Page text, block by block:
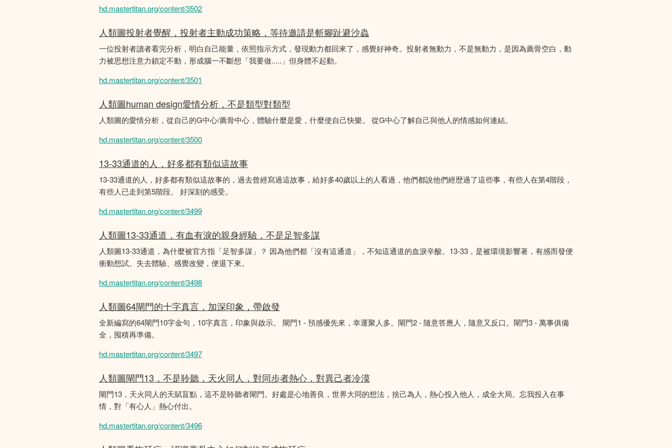
hd.mastertitan.org/content/3502
人類圖投射者覺醒，投射者主動成功策略，等待邀請是斬腳趾避沙蟲
一位投射者讀者看完分析，明白自己能量，依照指示方式，發現動力都回來了，感覺好神奇。投射者無動力，不是無動力，是因為薦骨空白，動
力被思想注意力鎖定不動，形成腦一不斷想「我要做.....」但身體不起動。
hd.mastertitan.org/content/3501
人類圖human design愛情分析，不是類型對類型
人類圖的愛情分析，從自己的G中心/薦骨中心，體驗什麼是愛，什麼使自己快樂。 從G中心了解自己與他人的情感如何連結。
hd.mastertitan.org/content/3500
13-33通道的人，好多都有類似這故事
13-33通道的人，好多都有類似這故事的，過去曾經寫過這故事，給好多40歲以上的人看過，他們都說他們經歴過了這些事，有些人在第4階段，
有些人已走到第5階段。 好深刻的感受。
hd.mastertitan.org/content/3499
人類圖13-33通道，有血有淚的親身經驗，不是足智多謀
人類圖13-33通道，為什麼被官方指「足智多謀」？ 因為他們都「沒有這通道」，不知這通道的血淚辛酸。13-33，是被環境影響著，有感而發便
衝動想試。失去體驗、感覺改變，便退下來。
hd.mastertitan.org/content/3498
人類圖64閘門的十字真言，加深印象，帶啟發
全新編寫的64閘門10字金句，10字真言，印象與啟示。 閘門1 - 預感優先來，幸運聚人多。閘門2 - 隨意答應人，隨意又反口。閘門3 - 萬事俱備
全，囤積再準備。
hd.mastertitan.org/content/3497
人類圖閘門13，不是聆聽，天火同人，對同步者熱心，對異己者冷漠
閘門13，天火同人的天賦盲點，這不是聆聽者閘門。好處是心地善良，世界大同的想法，捨己為人，熱心投入他人，成全大局。忘我投入在事
情，對「有心人」熱心付出。
hd.mastertitan.org/content/3496